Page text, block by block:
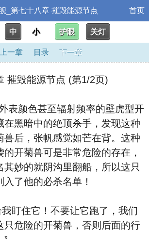
_第七十八章 摧毁能源节点 首页
中 小 护眼 关灯
上一章 目录 下一章
毁能源节点 (第1/2页)
颜色甚至辐射频率的壁虎型开
在黑暗中的绝顶杀手，发现这种
兽后，张帆感觉如芒在背。这种
开菊兽可是非常危险的存在，
其妙的就阴沟里翻船，所以这只
了他的必杀名单！
住它！不要让它跑了，我们
只危险的开菊兽，否则后面的行
”